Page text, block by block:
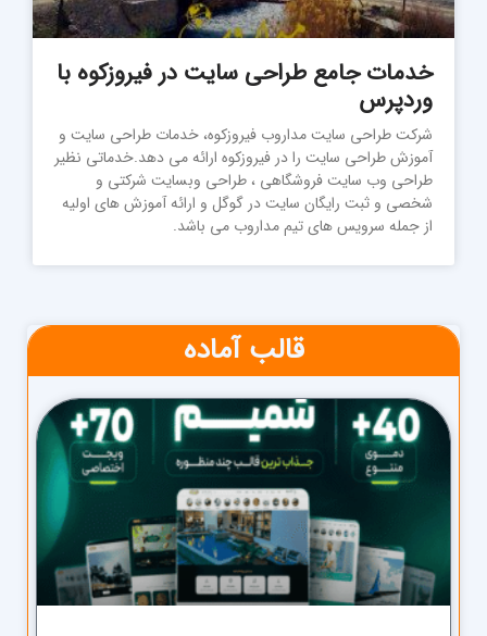
خدمات جامع طراحی سایت در فیروزکوه با
وردپرس
شرکت طراحی سایت مداروب فیروزکوه، خدمات طراحی سایت و
آموزش طراحی سایت را در فیروزکوه ارائه می دهد.خدماتی نظیر
طراحی وب سایت فروشگاهی ، طراحی وبسایت شرکتی و
شخصی و ثبت رایگان سایت در گوگل و ارائه آموزش های اولیه
از جمله سرویس های تیم مداروب می باشد.
قالب آماده